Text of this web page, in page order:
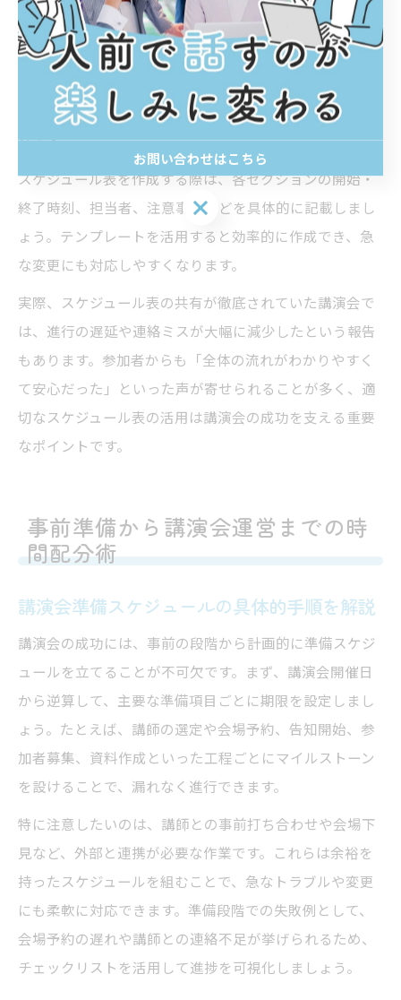
講演会の流れを可視化し、全体の進行を把握するために
は、スケジュール表の活用が非常に効果的です。講師や
スタッフ、参加者全員が同じ情報を持つことで、時間管
理や役割分担が明確になり、トラブルの予防にもつなが
ります。
スケジュール表を作成する際は、各セクションの開始・
終了時刻、担当者、注意事項などを具体的に記載しまし
ょう。テンプレートを活用すると効率的に作成でき、急
な変更にも対応しやすくなります。
実際、スケジュール表の共有が徹底されていた講演会で
は、進行の遅延や連絡ミスが大幅に減少したという報告
もあります。参加者からも「全体の流れがわかりやすく
て安心だった」といった声が寄せられることが多く、適
切なスケジュール表の活用は講演会の成功を支える重要
なポイントです。
事前準備から講演会運営までの時
間配分術
講演会準備スケジュールの具体的手順を解説
講演会の成功には、事前の段階から計画的に準備スケジ
ュールを立てることが不可欠です。まず、講演会開催日
から逆算して、主要な準備項目ごとに期限を設定しまし
ょう。たとえば、講師の選定や会場予約、告知開始、参
加者募集、資料作成といった工程ごとにマイルストーン
を設けることで、漏れなく進行できます。
特に注意したいのは、講師との事前打ち合わせや会場下
見など、外部と連携が必要な作業です。これらは余裕を
持ったスケジュールを組むことで、急なトラブルや変更
にも柔軟に対応できます。準備段階での失敗例として、
会場予約の遅れや講師との連絡不足が挙げられるため、
チェックリストを活用して進捗を可視化しましょう。
お問い合わせはこちら
お問い合わせはこちら